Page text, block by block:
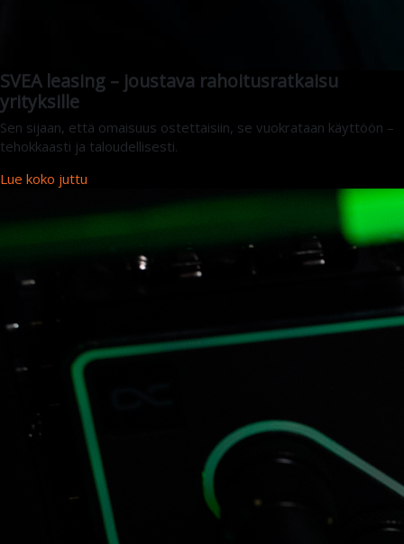
SVEA leasing – joustava rahoitusratkaisu
yrityksille
Sen sijaan, että omaisuus ostettaisiin, se vuokrataan käyttöön –
tehokkaasti ja taloudellisesti.